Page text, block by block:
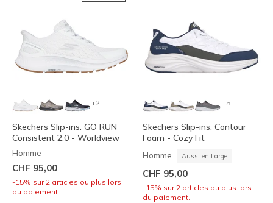
+2
Skechers Slip-ins: GO RUN
Consistent 2.0 - Worldview
Homme
CHF 95,00
-15% sur 2 articles ou plus lors
du paiement.
+5
Skechers Slip-ins: Contour
Foam - Cozy Fit
Homme Aussi en Large
CHF 95,00
-15% sur 2 articles ou plus lors
du paiement.